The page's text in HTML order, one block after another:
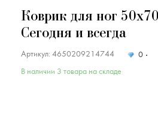
Коврик для ног
Сегодня и всегда
Артикул: 4650209214744
0
В наличии 3 товара на складе